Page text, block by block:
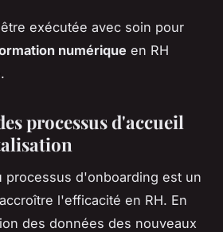
exécutée avec soin pour
numérique en RH
processus d'accueil
processus d'onboarding est un
l'efficacité en RH. En
des données des nouveaux